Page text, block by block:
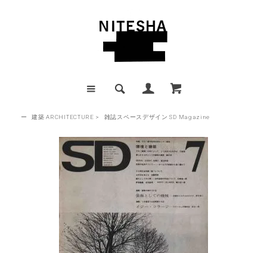
ー 建築 ARCHITECTURE > 雑誌スペースデザイン SD Magazine